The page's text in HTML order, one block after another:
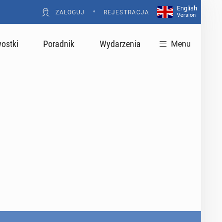
ZALOGUJ • REJESTRACJA
English
Version
Poradnik Wydarzenia Menu